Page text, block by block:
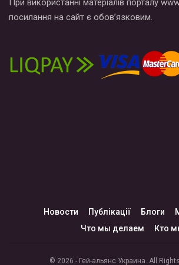
При використанні матеріалів порталу
посилання на сайт є обов’язковим.
Новости Публікації Блоги
Что мы делаем
Кто
© 2026 - Гей-альянс Украина. All